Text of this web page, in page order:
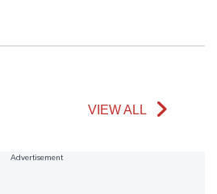
VIEW ALL
Advertisement